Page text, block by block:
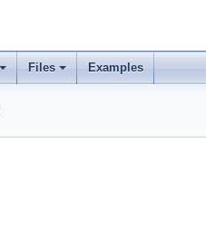
Files Examples